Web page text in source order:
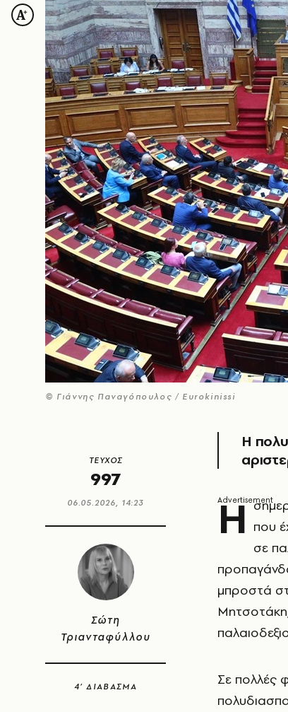
© Γιάννης Παναγόπουλος / Eurokinissi
ΤΕΥΧΟΣ
997
06.05.2026, 14:23
Σώτη
Τριανταφύλλου
4’ ΔΙΑΒΑΣΜΑ
Η
Η που
σε
μπροστά
Σε πολλές